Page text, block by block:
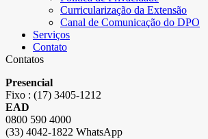
Curricularização da Extensão
Canal de Comunicação do DPO
Serviços
Contato
Contatos
Presencial
Fixo : (17) 3405-1212
EAD
0800 590 4000
(33) 4042-1822 WhatsApp